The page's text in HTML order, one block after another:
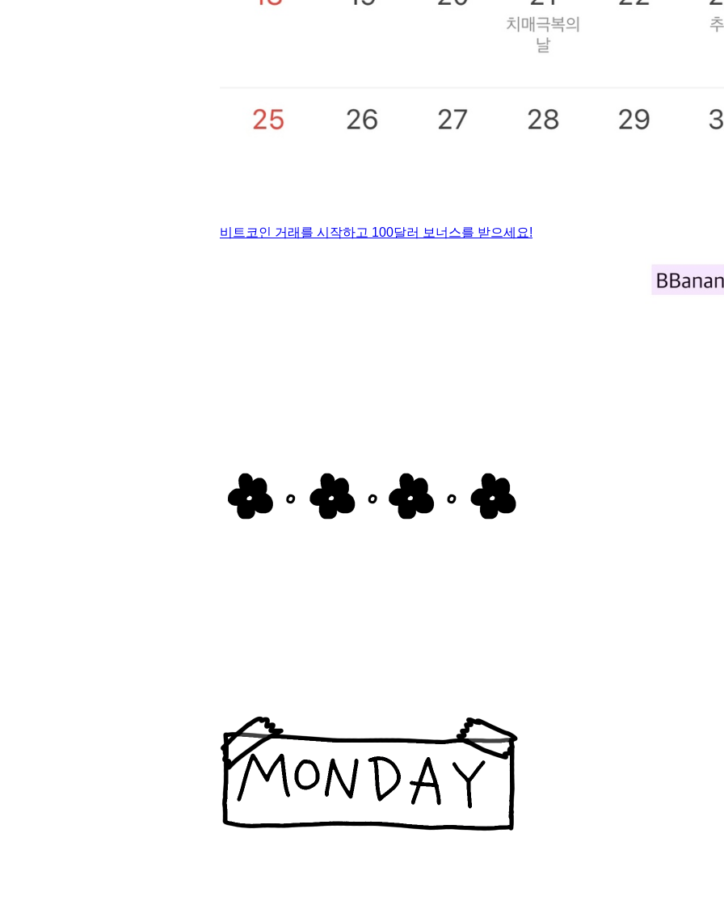
비트코인 거래를 시작하고 100달러 보너스를 받으세요!